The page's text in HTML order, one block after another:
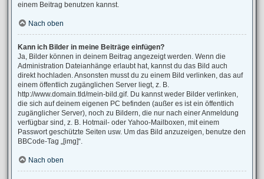
einem Beitrag benutzen kannst.
Nach oben
Kann ich Bilder in meine Beiträge einfügen?
Ja, Bilder können in deinem Beitrag angezeigt werden. Wenn die
Administration Dateianhänge erlaubt hat, kannst du das Bild auch
direkt hochladen. Ansonsten musst du zu einem Bild verlinken, das auf
einem öffentlich zugänglichen Server liegt, z. B.
http://www.domain.tld/mein-bild.gif. Du kannst weder Bilder verlinken,
die sich auf deinem eigenen PC befinden (außer es ist ein öffentlich
zugänglicher Server), noch zu Bildern, die nur nach einer Anmeldung
verfügbar sind, z. B. Hotmail- oder Yahoo-Mailboxen, mit einem
Passwort geschützte Seiten usw. Um das Bild anzuzeigen, benutze den
BBCode-Tag „[img]“.
Nach oben